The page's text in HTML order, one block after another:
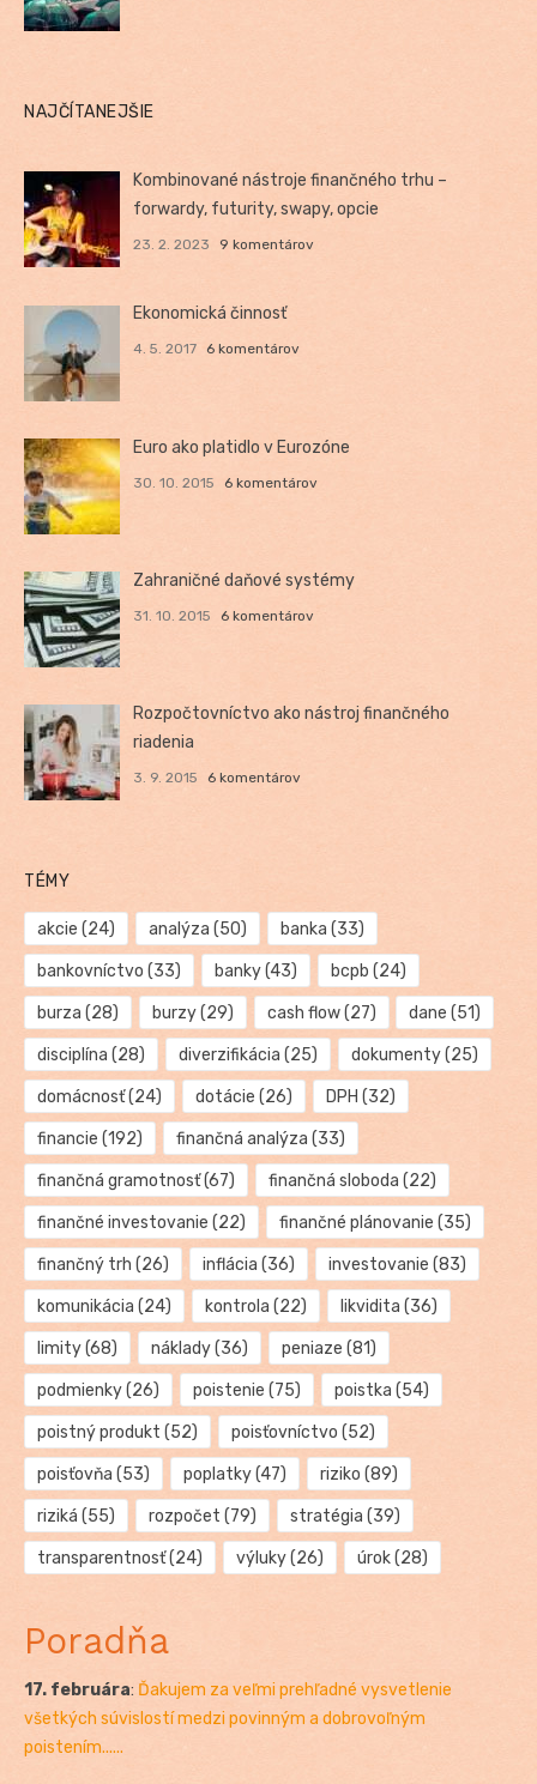
NAJČÍTANEJŠIE
Kombinované nástroje finančného trhu –
forwardy, futurity, swapy, opcie
23. 2. 2023 9 komentárov
Ekonomická činnosť
4. 5. 2017 6 komentárov
Euro ako platidlo v Eurozóne
30. 10. 2015 6 komentárov
Zahraničné daňové systémy
31. 10. 2015 6 komentárov
Rozpočtovníctvo ako nástroj finančného
riadenia
3. 9. 2015 6 komentárov
TÉMY
akcie (24) analýza (50) banka (33)
bankovníctvo (33) banky(43) bcpb (24)
burza (28) burzy(29) cash flow(27) dane (51)
disciplína (28) diverzifikácia (25) dokumenty(25)
domácnosť(24) dotácie (26) DPH (32)
financie (192) finančná analýza (33)
finančná gramotnosť(67) finančná sloboda (22)
finančné investovanie (22) finančné plánovanie (35)
finančný trh (26) inflácia (36) investovanie (83)
komunikácia (24) kontrola (22) likvidita (36)
limity(68) náklady(36) peniaze (81)
podmienky(26) poistenie (75) poistka (54)
poistný produkt (52) poisťovníctvo (52)
poisťovňa (53) poplatky(47) riziko (89)
riziká (55) rozpočet (79) stratégia (39)
transparentnosť(24) výluky(26) úrok(28)
Poradňa
17. februára: Ďakujem za veľmi prehľadné vysvetlenie
všetkých súvislostí medzi povinným a dobrovoľným
poistením......